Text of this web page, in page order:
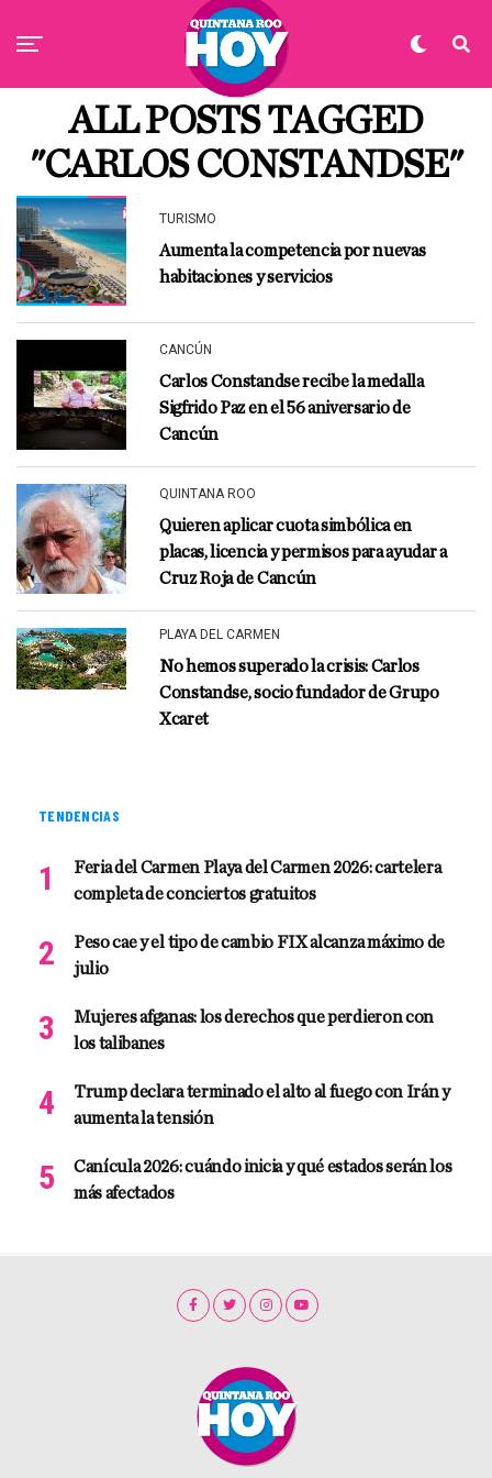
ALL POSTS TAGGED
"CARLOS CONSTANDSE"
TURISMO
Aumenta la competencia por nuevas
habitaciones y servicios
CANCÚN
Carlos Constandse recibe la medalla
Sigfrido Paz en el 56 aniversario de
Cancún
QUINTANA ROO
Quieren aplicar cuota simbólica en
placas, licencia y permisos para ayudar a
Cruz Roja de Cancún
PLAYA DEL CARMEN
No hemos superado la crisis: Carlos
Constandse, socio fundador de Grupo
Xcaret
TENDENCIAS
Feria del Carmen Playa del Carmen 2026: cartelera
completa de conciertos gratuitos
Peso cae y el tipo de cambio FIX alcanza máximo de
julio
Mujeres afganas: los derechos que perdieron con
los talibanes
Trump declara terminado el alto al fuego con Irán y
aumenta la tensión
Canícula 2026: cuándo inicia y qué estados serán los
más afectados